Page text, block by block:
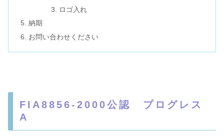
ロゴ入れ
納期
お問い合わせください
FIA8856-2000公認 プログレス
A